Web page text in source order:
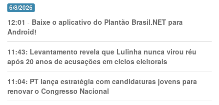
6/8/2026
12:01 - Baixe o aplicativo do Plantão Brasil.NET para
Android!
11:43: Levantamento revela que Lulinha nunca virou réu
após 20 anos de acusações em ciclos eleitorais
11:04: PT lança estratégia com candidaturas jovens para
renovar o Congresso Nacional